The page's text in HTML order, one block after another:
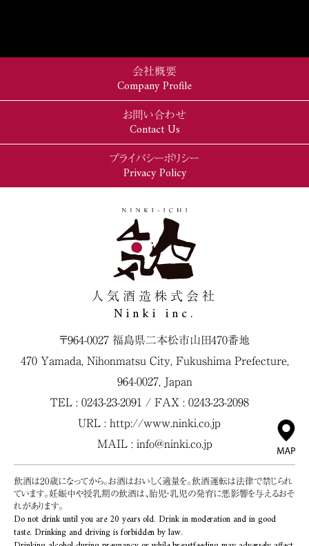
会社概要
Company Profile
お問い合わせ
Contact Us
プライバシーポリシー
Privacy Policy
人気酒造株式会社
Ninki inc.
〒964-0027 福島県二本松市山田470番地
470 Yamada, Nihonmatsu City, Fukushima Prefecture,
964-0027, Japan
TEL : 0243-23-2091 / FAX : 0243-23-2098
URL : http://www.ninki.co.jp
MAIL : info@ninki.co.jp
飲酒は20歳になってから。お酒はおいしく適量を。飲酒運転は法律で禁じられ
ています。妊娠中や授乳期の飲酒は、胎児・乳児の発育に悪影響を与えるおそ
れがあります。
Do not drink until you are 20 years old. Drink in moderation and in good
taste. Drinking and driving is forbidden by law.